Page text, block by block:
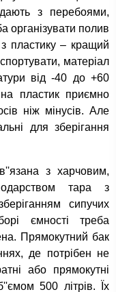
з перебоями,
організувати полив
пластику – кращий
матеріал
від -40 до +60
пластик приємно
ніж мінусів. Але
для зберігання
з харчовим,
тара з
сипучих
ємності треба
Прямокутний бак
де потрібен не
або прямокутні
500 літрів. Їх